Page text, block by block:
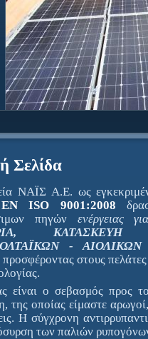
Σελίδα
ΝΑΪΣ Α.Ε. ως
ΕΝISO 9001:2008
πηγών ενέργειας
-
προσφέροντας στους
είναι ο σεβασμός προς
της οποίας είμαστε
Η σύγχρονη
των παλιών